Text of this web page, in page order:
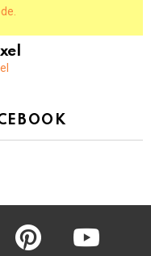
pinterest youtube